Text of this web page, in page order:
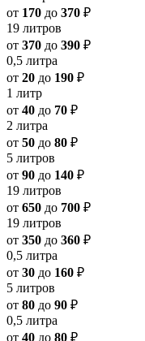
от 170 до 370 ₽
19 литров
от 370 до 390 ₽
0,5 литра
от 20 до 190 ₽
1 литр
от 40 до 70 ₽
2 литра
от 50 до 80 ₽
5 литров
от 90 до 140 ₽
19 литров
от 650 до 700 ₽
19 литров
от 350 до 360 ₽
0,5 литра
от 30 до 160 ₽
5 литров
от 80 до 90 ₽
0,5 литра
от 40 до 80 ₽